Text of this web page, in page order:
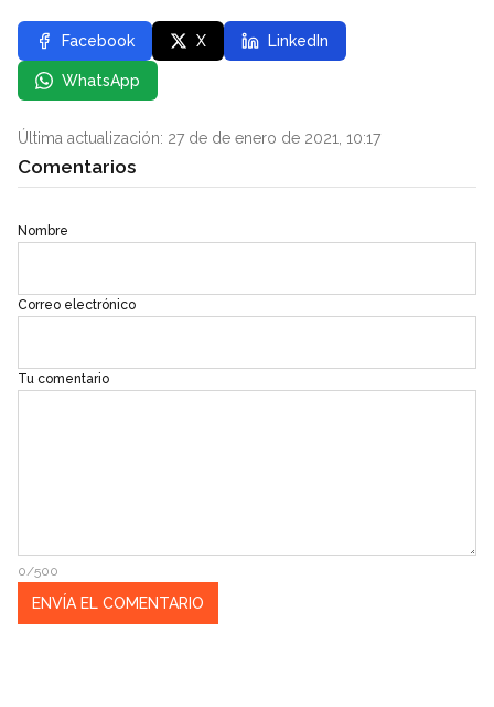
Facebook X LinkedIn
WhatsApp
Última actualización: 27 de de enero de 2021, 10:17
Comentarios
Nombre
Correo electrónico
Tu comentario
0/500